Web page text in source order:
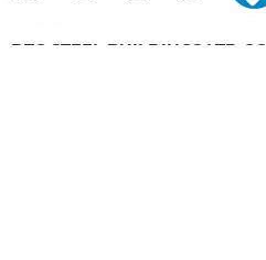
DTC STEEL BUILDINGS LTD.CO